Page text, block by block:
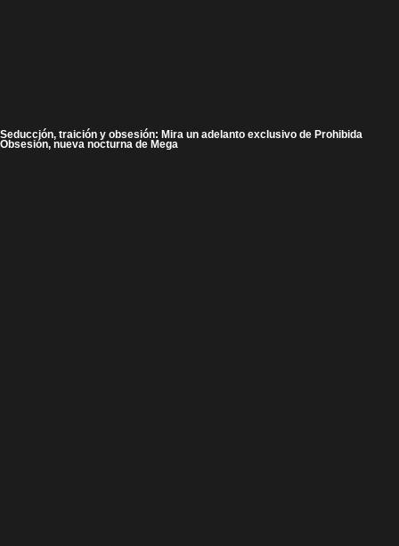
Seducción, traición y obsesión: Mira un adelanto exclusivo de Prohibida
Obsesión, nueva nocturna de Mega